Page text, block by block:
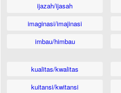
ijazah/ijasah
imaginasi/imajinasi
imbau/himbau
kualitas/kwalitas
kuitansi/kwitansi